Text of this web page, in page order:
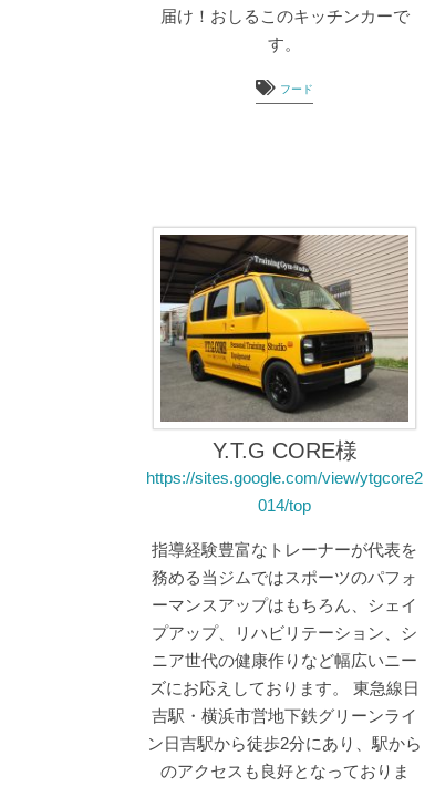
届け！おしるこのキッチンカーで
す。
フード
Y.T.G CORE様
https://sites.google.com/view/ytgcore2
014/top
指導経験豊富なトレーナーが代表を
務める当ジムではスポーツのパフォ
ーマンスアップはもちろん、シェイ
プアップ、リハビリテーション、シ
ニア世代の健康作りなど幅広いニー
ズにお応えしております。 東急線日
吉駅・横浜市営地下鉄グリーンライ
ン日吉駅から徒歩2分にあり、駅から
のアクセスも良好となっておりま